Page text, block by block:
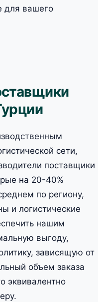
для вашего
сети,
поставщики
на 20-40%
по региону,
и логистические
нашим
выгоду,
зависящую от
объем заказа
эквивалентно